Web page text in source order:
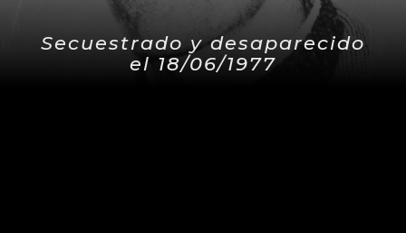
Secuestrado y desaparecido
el 18/06/1977